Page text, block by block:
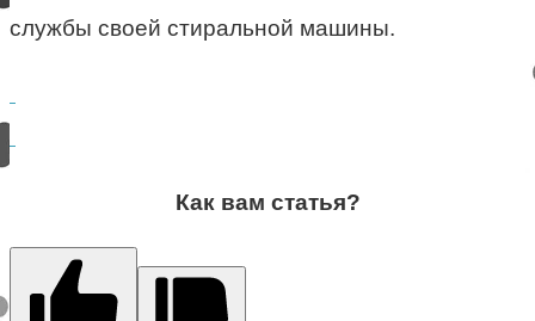
службы своей стиральной машины.
Как вам статья?